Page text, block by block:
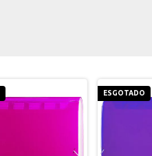
ESGOTADO